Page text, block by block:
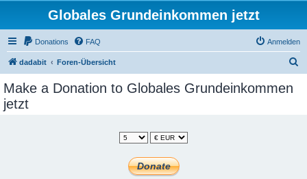
Globales Grundeinkommen jetzt
Donations FAQ Anmelden
dadabit Foren-Übersicht
Make a Donation to Globales Grundeinkommen
jetzt